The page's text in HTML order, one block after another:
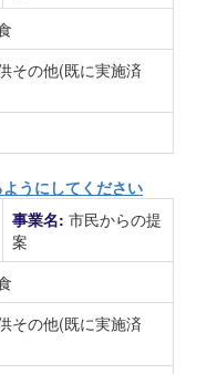
その他(既に実施済
うにしてください
事業名: 市民からの提
案
その他(既に実施済